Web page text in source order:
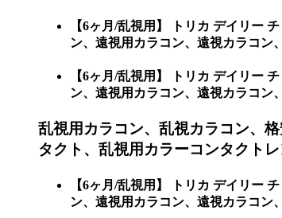
【6ヶ月/乱視用】 トリカ デイリー
ン、遠視用カラコン、遠視カラコン
【6ヶ月/乱視用】 トリカ デイリー
ン、遠視用カラコン、遠視カラコン
乱視用カラコン、乱視カラコン、
タクト、乱視用カラーコンタクト
【6ヶ月/乱視用】 トリカ デイリー
ン、遠視用カラコン、遠視カラコン